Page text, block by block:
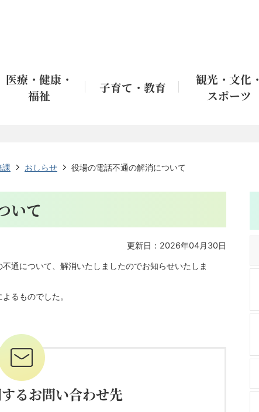
医療・健康・
福祉
子育て・教育
観光・文化・
スポーツ
課 おしらせ 役場の電話不通の解消について
いて
更新日：2026年04月30日
通について、解消いたしましたのでお知らせいたしま
るものでした。
るお問い合わせ先